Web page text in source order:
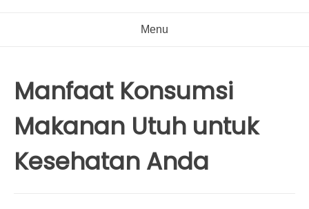
Menu
Manfaat Konsumsi
Makanan Utuh untuk
Kesehatan Anda